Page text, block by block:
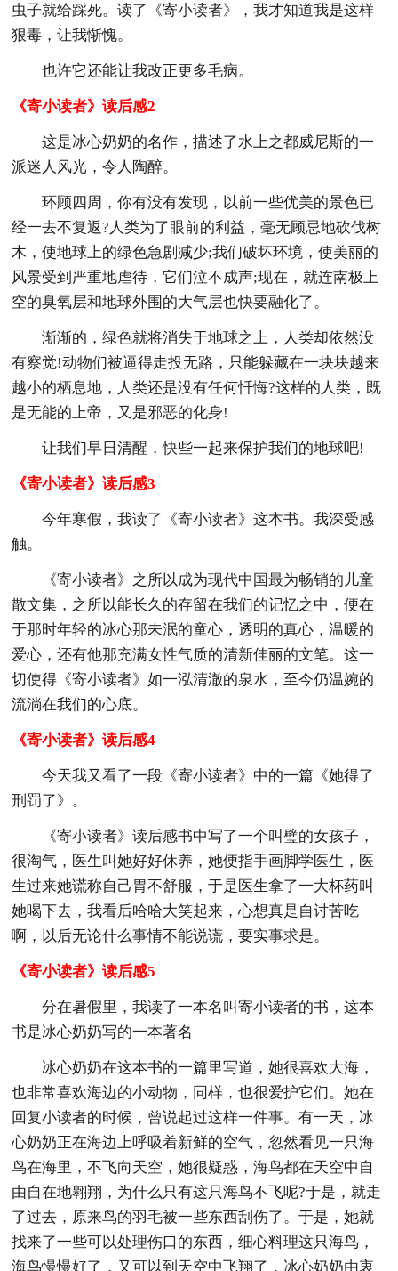
虫子就给踩死。读了《寄小读者》，我才知道我是这样
狠毒，让我惭愧。
也许它还能让我改正更多毛病。
《寄小读者》读后感2
这是冰心奶奶的名作，描述了水上之都威尼斯的一
派迷人风光，令人陶醉。
环顾四周，你有没有发现，以前一些优美的景色已
经一去不复返?人类为了眼前的利益，毫无顾忌地砍伐树
木，使地球上的绿色急剧减少;我们破坏环境，使美丽的
风景受到严重地虐待，它们泣不成声;现在，就连南极上
空的臭氧层和地球外围的大气层也快要融化了。
渐渐的，绿色就将消失于地球之上，人类却依然没
有察觉!动物们被逼得走投无路，只能躲藏在一块块越来
越小的栖息地，人类还是没有任何忏悔?这样的人类，既
是无能的上帝，又是邪恶的化身!
让我们早日清醒，快些一起来保护我们的地球吧!
《寄小读者》读后感3
今年寒假，我读了《寄小读者》这本书。我深受感
触。
《寄小读者》之所以成为现代中国最为畅销的儿童
散文集，之所以能长久的存留在我们的记忆之中，便在
于那时年轻的冰心那未泯的童心，透明的真心，温暖的
爱心，还有他那充满女性气质的清新佳丽的文笔。这一
切使得《寄小读者》如一泓清澈的泉水，至今仍温婉的
流淌在我们的心底。
《寄小读者》读后感4
今天我又看了一段《寄小读者》中的一篇《她得了
刑罚了》。
《寄小读者》读后感书中写了一个叫璧的女孩子，
很淘气，医生叫她好好休养，她便指手画脚学医生，医
生过来她谎称自己胃不舒服，于是医生拿了一大杯药叫
她喝下去，我看后哈哈大笑起来，心想真是自讨苦吃
啊，以后无论什么事情不能说谎，要实事求是。
《寄小读者》读后感5
分在暑假里，我读了一本名叫寄小读者的书，这本
书是冰心奶奶写的一本著名
冰心奶奶在这本书的一篇里写道，她很喜欢大海，
也非常喜欢海边的小动物，同样，也很爱护它们。她在
回复小读者的时候，曾说起过这样一件事。有一天，冰
心奶奶正在海边上呼吸着新鲜的空气，忽然看见一只海
鸟在海里，不飞向天空，她很疑惑，海鸟都在天空中自
由自在地翱翔，为什么只有这只海鸟不飞呢?于是，就走
了过去，原来鸟的羽毛被一些东西刮伤了。于是，她就
找来了一些可以处理伤口的东西，细心料理这只海鸟，
海鸟慢慢好了，又可以到天空中飞翔了，冰心奶奶由衷